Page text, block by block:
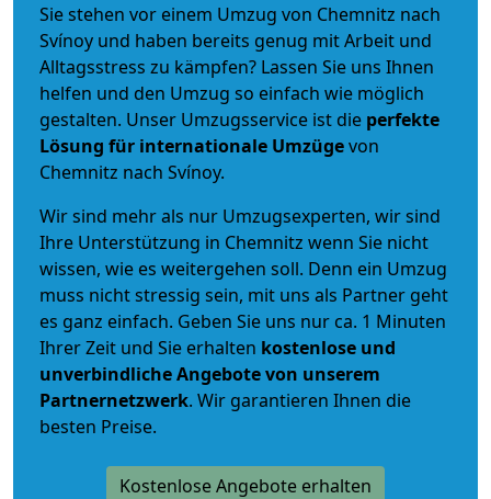
Sie stehen vor einem Umzug von Chemnitz nach
Svínoy und haben bereits genug mit Arbeit und
Alltagsstress zu kämpfen? Lassen Sie uns Ihnen
helfen und den Umzug so einfach wie möglich
gestalten. Unser Umzugsservice ist die perfekte
Lösung für internationale Umzügevon
Chemnitz nach Svínoy.
Wir sind mehr als nur Umzugsexperten, wir sind
Ihre Unterstützung in Chemnitz wenn Sie nicht
wissen, wie es weitergehen soll. Denn ein Umzug
muss nicht stressig sein, mit uns als Partner geht
es ganz einfach. Geben Sie uns nur ca. 1 Minuten
Ihrer Zeit und Sie erhalten kostenlose und
unverbindlicheAngebote von unserem
Partnernetzwerk. Wir garantieren Ihnen die
besten Preise.
Kostenlose Angebote erhalten